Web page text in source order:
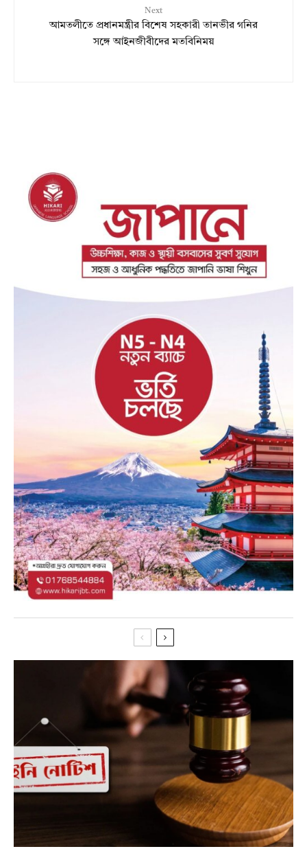
Next
আমতলীতে প্রধানমন্ত্রীর বিশেষ সহকারী তানভীর গনির
সঙ্গে আইনজীবীদের মতবিনিময়